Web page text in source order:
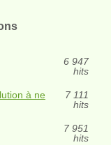
6 947
hits
à ne
7 111
hits
7 951
hits